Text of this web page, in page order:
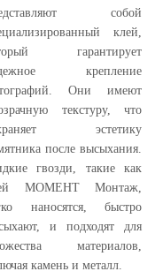
собой
клей,
гарантирует
крепление
Они имеют
текстуру, что
эстетику
после высыхания.
гвозди, такие как
МОМЕНТ Монтаж,
наносятся, быстро
и подходят для
материалов,
камень и металл.